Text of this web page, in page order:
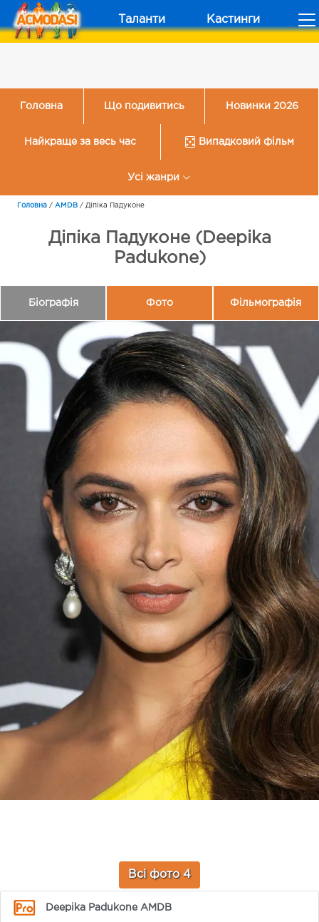
Таланти Кастинги
Головна Що подивитись Новинки 2026
Найкраще за весь час Випадковий фільм
Усі жанри
Головна / AMDB / Діпіка Падуконе
Діпіка Падуконе (Deepika
Padukone)
Біографія Фото Фільмографія
Всі фото 4
Deepika Padukone AMDB